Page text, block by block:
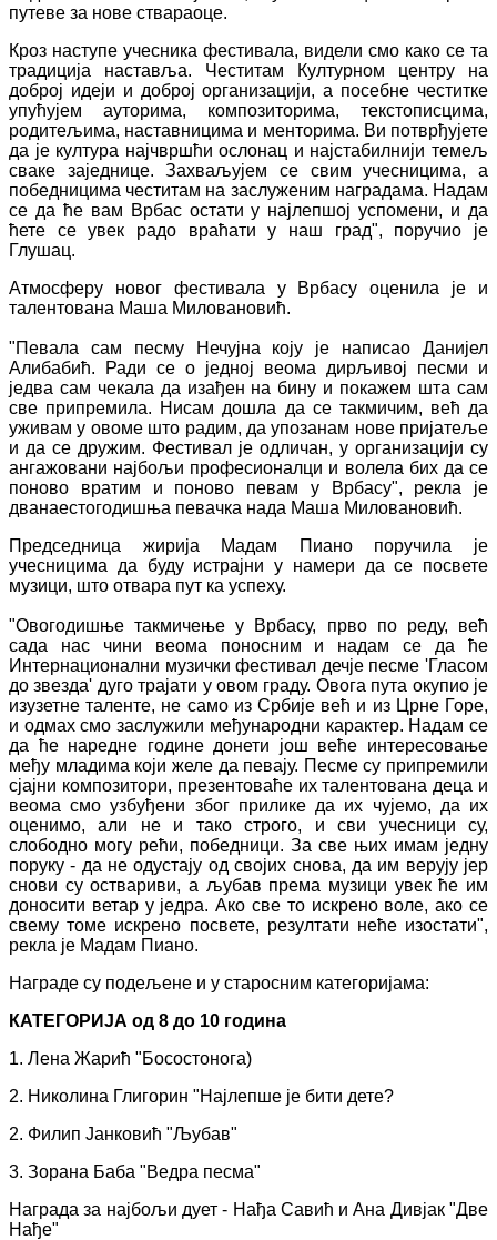
путеве за нове ствараоце.
Кроз наступе учесника фестивала, видели смо како се та
традиција наставља. Честитам Културном центру на
доброј идеји и доброј организацији, а посебне честитке
упућујем ауторима, композиторима, текстописцима,
родитељима, наставницима и менторима. Ви потврђујете
да је култура најчвршћи ослонац и најстабилнији темељ
сваке заједнице. Захваљујем се свим учесницима, а
победницима честитам на заслуженим наградама. Надам
се да ће вам Врбас остати у најлепшој успомени, и да
ћете се увек радо враћати у наш град", поручио је
Глушац.
Атмосферу новог фестивала у Врбасу оценила је и
талентована Маша Миловановић.
"Певала сам песму Нечујна коју је написао Данијел
Алибабић. Ради се о једној веома дирљивој песми и
једва сам чекала да изађен на бину и покажем шта сам
све припремила. Нисам дошла да се такмичим, већ да
уживам у овоме што радим, да упозанам нове пријатеље
и да се дружим. Фестивал је одличан, у организацији су
ангажовани најбољи професионалци и волела бих да се
поново вратим и поново певам у Врбасу", рекла је
дванаестогодишња певачка нада Маша Миловановић.
Председница жирија Мадам Пиано поручила је
учесницима да буду истрајни у намери да се посвете
музици, што отвара пут ка успеху.
"Овогодишње такмичење у Врбасу, прво по реду, већ
сада нас чини веома поносним и надам се да ће
Интернационални музички фестивал дечје песме 'Гласом
до звезда' дуго трајати у овом граду. Овога пута окупио је
изузетне таленте, не само из Србије већ и из Црне Горе,
и одмах смо заслужили међународни карактер. Надам се
да ће наредне године донети још веће интересовање
међу младима који желе да певају. Песме су припремили
сјајни композитори, презентоваће их талентована деца и
веома смо узбуђени због прилике да их чујемо, да их
оценимо, али не и тако строго, и сви учесници су,
слободно могу рећи, победници. За све њих имам једну
поруку - да не одустају од својих снова, да им верују јер
снови су оствариви, а љубав према музици увек ће им
доносити ветар у једра. Ако све то искрено воле, ако се
свему томе искрено посвете, резултати неће изостати",
рекла је Мадам Пиано.
Награде су подељене и у старосним категоријама:
КАТЕГОРИЈА од 8 до 10 година
1. Лена Жарић "Босостонога)
2. Николина Глигорин "Најлепше је бити дете?
2. Филип Јанковић "Љубав"
3. Зорана Баба "Ведра песма"
Награда за најбољи дует - Нађа Савић и Ана Дивјак "Две
Нађе"